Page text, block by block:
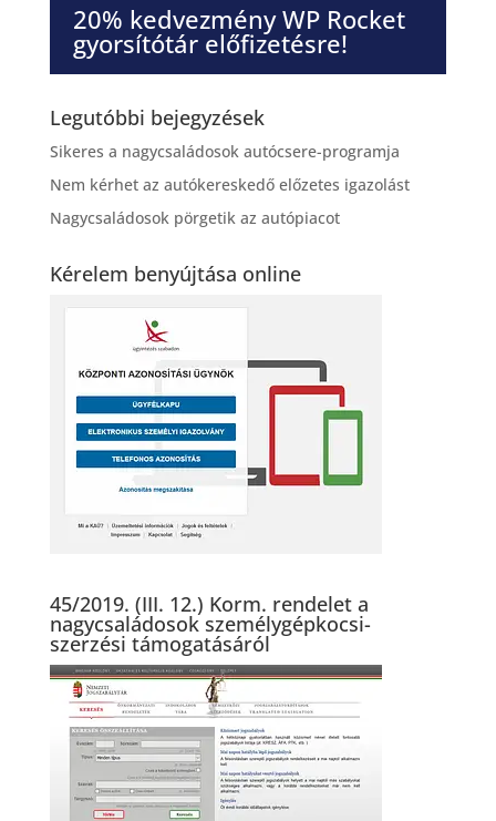
20% kedvezmény WP Rocket
gyorsítótár előfizetésre!
Legutóbbi bejegyzések
Sikeres a nagycsaládosok autócsere-programja
Nem kérhet az autókereskedő előzetes igazolást
Nagycsaládosok pörgetik az autópiacot
Kérelem benyújtása online
45/2019. (III. 12.) Korm. rendelet a
nagycsaládosok személygépkocsi-
szerzési támogatásáról